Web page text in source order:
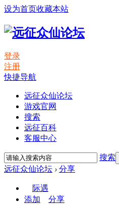
设为首页收藏本站
登录
注册
快捷导航
远征众仙论坛
游戏官网
搜索
远征百科
客服中心
搜索
远征众仙论坛 › 分享
际遇
添加
分享